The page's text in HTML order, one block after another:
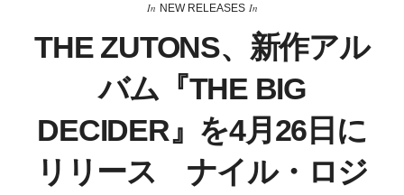
In NEW RELEASES In
THE ZUTONS、新作アル
バム『THE BIG
DECIDER』を4月26日に
リリース ナイル・ロジ